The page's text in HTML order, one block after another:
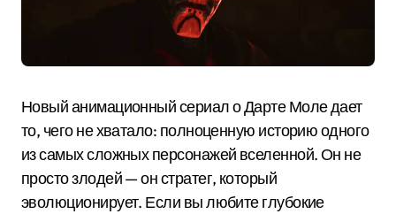
Новый анимационный сериал о Дарте Моле дает
то, чего не хватало: полноценную историю одного
из самых сложных персонажей вселенной. Он не
просто злодей — он стратег, который
эволюционирует. Если вы любите глубокие